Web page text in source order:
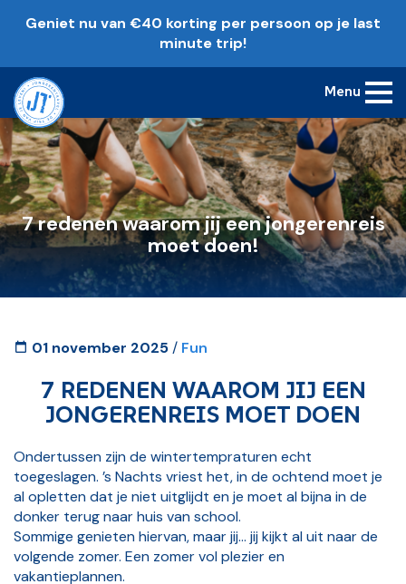
Geniet nu van €40 korting per persoon op je last
minute trip!
Menu
7 redenen waarom jij een jongerenreis
moet doen!
01 november 2025/ Fun
7 REDENEN WAAROM JIJ EEN
JONGERENREIS MOET DOEN
Ondertussen zijn de wintertempraturen echt
toegeslagen. ’s Nachts vriest het, in de ochtend moet je
al opletten dat je niet uitglijdt en je moet al bijna in de
donker terug naar huis van school.
Sommige genieten hiervan, maar jij… jij kijkt al uit naar de
volgende zomer. Een zomer vol plezier en
vakantieplannen.